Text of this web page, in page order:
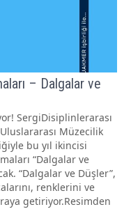
– Dalgalar ve
SergiDisiplinlerarası
Müzecilik
bu yıl ikincisi
“Dalgalar ve
“Dalgalar ve Düşler”,
renklerini ve
getiriyor.Resimden